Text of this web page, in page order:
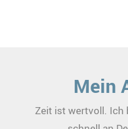
Mein
Zeit ist wertvoll. Ich